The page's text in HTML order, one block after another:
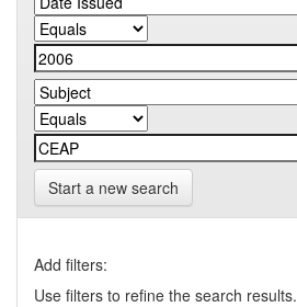
Start a new search
Add filters:
Use filters to refine the search results.